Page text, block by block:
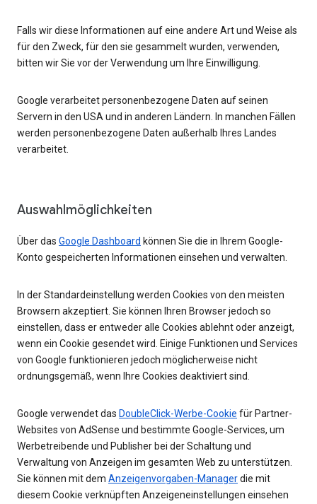
Falls wir diese Informationen auf eine andere Art und Weise als
für den Zweck, für den sie gesammelt wurden, verwenden,
bitten wir Sie vor der Verwendung um Ihre Einwilligung.
Google verarbeitet personenbezogene Daten auf seinen
Servern in den USA und in anderen Ländern. In manchen Fällen
werden personenbezogene Daten außerhalb Ihres Landes
verarbeitet.
Auswahlmöglichkeiten
Über das Google Dashboard können Sie die in Ihrem Google-
Konto gespeicherten Informationen einsehen und verwalten.
In der Standardeinstellung werden Cookies von den meisten
Browsern akzeptiert. Sie können Ihren Browser jedoch so
einstellen, dass er entweder alle Cookies ablehnt oder anzeigt,
wenn ein Cookie gesendet wird. Einige Funktionen und Services
von Google funktionieren jedoch möglicherweise nicht
ordnungsgemäß, wenn Ihre Cookies deaktiviert sind.
Google verwendet das DoubleClick-Werbe-Cookie für Partner-
Websites von AdSense und bestimmte Google-Services, um
Werbetreibende und Publisher bei der Schaltung und
Verwaltung von Anzeigen im gesamten Web zu unterstützen.
Sie können mit dem Anzeigenvorgaben-Managerdie mit
diesem Cookie verknüpften Anzeigeneinstellungen einsehen